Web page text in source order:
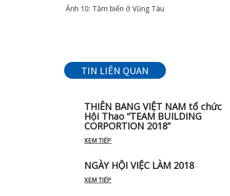
Ảnh 10: Tắm biển ở Vũng Tàu
TIN LIÊN QUAN
THIÊN BANG VIỆT NAM tổ chức
Hội Thao “TEAM BUILDING
CORPORTION 2018”
XEM TIẾP
NGÀY HỘI VIỆC LÀM 2018
XEM TIẾP